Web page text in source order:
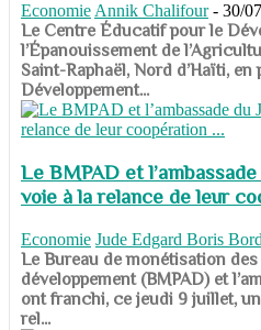
Economie Annik Chalifour - 30/
​​​​​​​Le Centre Éducatif pour le
l’Épanouissement de
Saint-Raphaël, Nord d’Haïti,
Développement...
Le BMPAD et
voie à la relance de leur
Economie Jude Edgard Boris
​​​​​​​Le Bureau de monétisation des
développement (BMPAD) et
ont franchi, ce jeudi 9 juillet,
rel...